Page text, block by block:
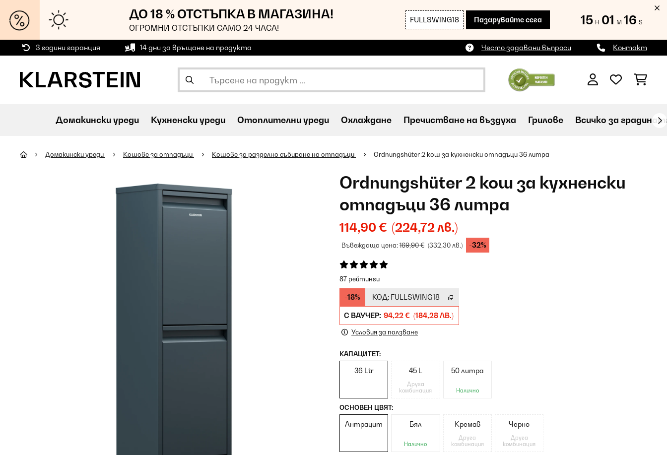
ДО 18 % ОТСТЪПКА В МАГАЗИНА!
ОГРОМНИ ОТСТЪПКИ САМО 24 ЧАСА!
FULLSWING18 Пазарувайте сега 15 H 01 M 15 S
3 години гаранция 14 дни за връщане на продукта Често задавани въпроси Контакт
Домакински уреди Кухненски уреди Oтоплителни уреди Охлаждане Пречистване на въздуха Грилове Всичко за
Домакински уреди Кошове за отпадъци Kошове за разделно събиране на отпадъци Ordnungshüter 2 кош за кухненски отпадъци 36 литра
Ordnungshüter 2 кош за кухненски
отпадъци 36 литра
114,90 € (224,72 лв.)
Въвеждаща цена:169,90 € (332,30 лв.) -32%
87 рейтинги
-18% КОД: FULLSWING18
С ВАУЧЕР: 94,22 € (184,28 ЛВ.)
Условия за ползване
КАПАЦИТЕТ:
36 Ltr 45 L
Друга
комбинация
50 литра
Налично
ОСНОВЕН ЦВЯТ:
Антрацит Бял
Налично
Кремав
Друга
комбинация
Черно
Друга
комбинация